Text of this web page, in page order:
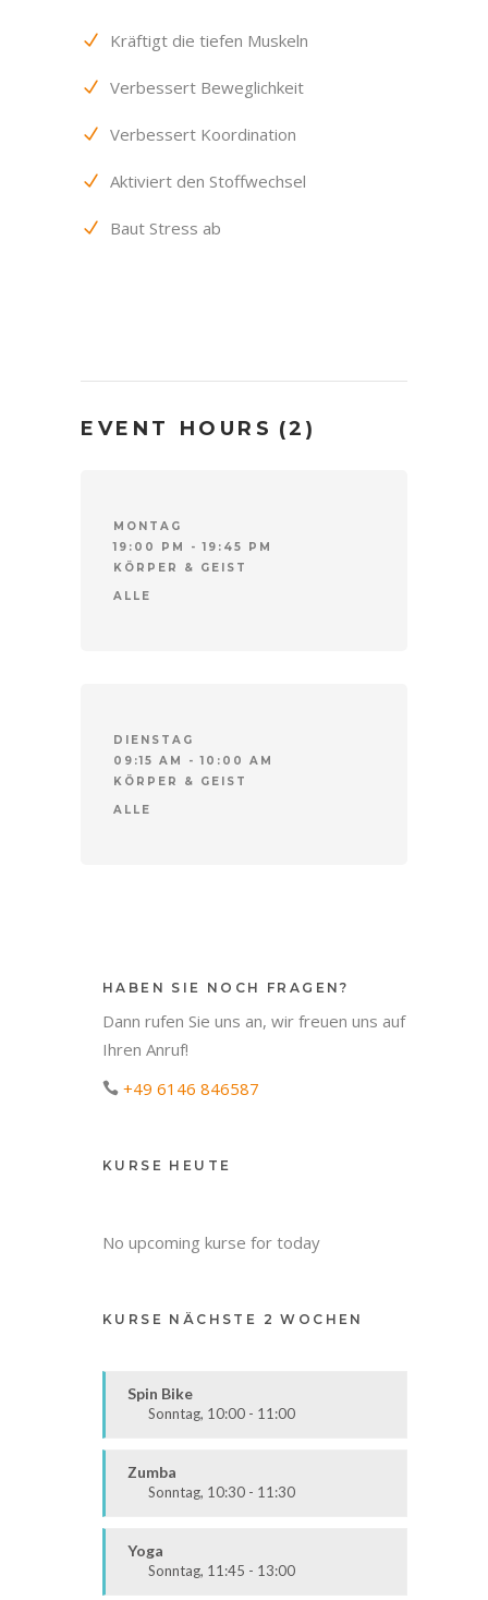
Kräftigt die tiefen Muskeln
Verbessert Beweglichkeit
Verbessert Koordination
Aktiviert den Stoffwechsel
Baut Stress ab
EVENT HOURS (2)
MONTAG
19:00 PM - 19:45 PM
KÖRPER & GEIST
ALLE
DIENSTAG
09:15 AM - 10:00 AM
KÖRPER & GEIST
ALLE
HABEN SIE NOCH FRAGEN?
Dann rufen Sie uns an, wir freuen uns auf
Ihren Anruf!
+49 6146 846587
KURSE HEUTE
No upcoming kurse for today
KURSE NÄCHSTE 2 WOCHEN
Spin Bike
Sonntag, 10:00 - 11:00
Zumba
Sonntag, 10:30 - 11:30
Alle
Yoga
Sonntag, 11:45 - 13:00